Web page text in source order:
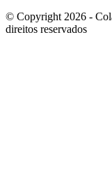
© Copyright 2026 -
direitos reservados